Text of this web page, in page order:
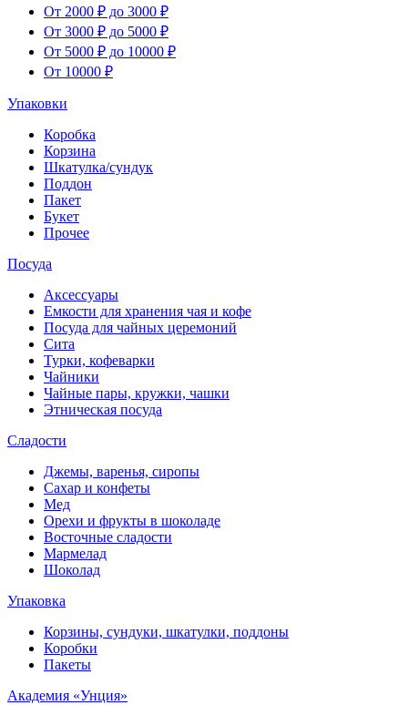
От 2000 ₽ до 3000 ₽
От 3000 ₽ до 5000 ₽
От 5000 ₽ до 10000 ₽
От 10000 ₽
Упаковки
Коробка
Корзина
Шкатулка/сундук
Поддон
Пакет
Букет
Прочее
Посуда
Аксессуары
Емкости для хранения чая и кофе
Посуда для чайных церемоний
Сита
Турки, кофеварки
Чайники
Чайные пары, кружки, чашки
Этническая посуда
Сладости
Джемы, варенья, сиропы
Сахар и конфеты
Мед
Орехи и фрукты в шоколаде
Восточные сладости
Мармелад
Шоколад
Упаковка
Корзины, сундуки, шкатулки, поддоны
Коробки
Пакеты
Академия «Унция»